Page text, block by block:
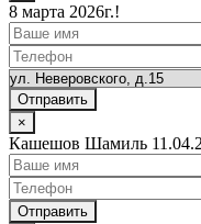
8 марта 2026г.!
Отправить
×
Кашешов Шамиль
Отправить